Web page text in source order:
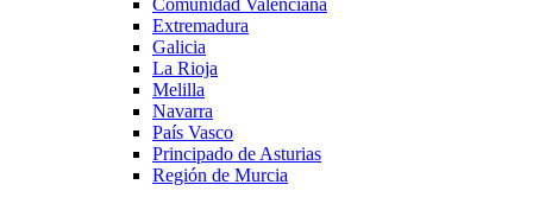
Extremadura
Galicia
La Rioja
Melilla
Navarra
País Vasco
Principado de Asturias
Región de Murcia